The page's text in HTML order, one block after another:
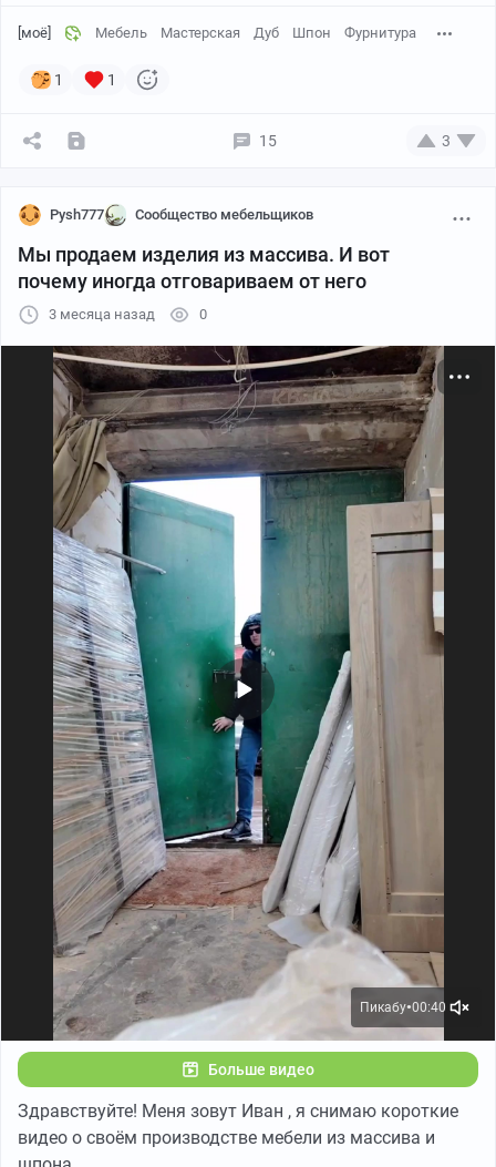
[моё] Мебель Мастерская Дуб Шпон Фурнитура
1 1
15 3
Pysh777 Сообщество мебельщиков
Мы продаем изделия из массива. И вот
почему иногда отговариваем от него
3 месяца назад 0
Пикабу●00:40
Больше видео
Здравствуйте! Меня зовут Иван , я снимаю короткие
видео о своём производстве мебели из массива и